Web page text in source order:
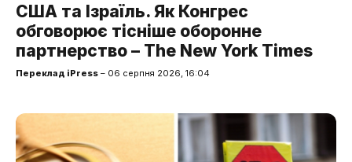
США та Ізраїль. Як Конгрес
обговорює тісніше оборонне
партнерство – The New York Times
Переклад iPress – 06 серпня 2026, 16:04